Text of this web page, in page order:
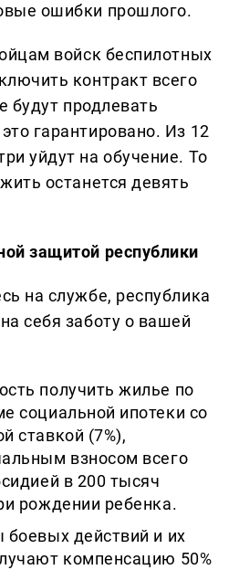
ошибки прошлого.
войск беспилотных
контракт всего
будут продлевать
гарантировано. Из 12
уйдут на обучение. То
останется девять
защитой республики
на службе, республика
себя заботу о вашей
получить жилье по
социальной ипотеки со
ставкой (7%),
взносом всего
в 200 тысяч
рождении ребенка.
боевых действий и их
компенсацию 50%